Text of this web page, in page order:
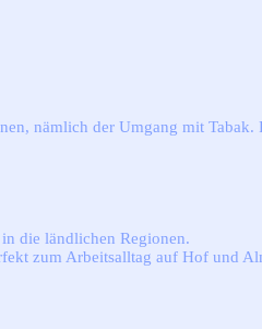
nämlich der Umgang mit
die ländlichen Regionen.
zum Arbeitsalltag auf Hof und